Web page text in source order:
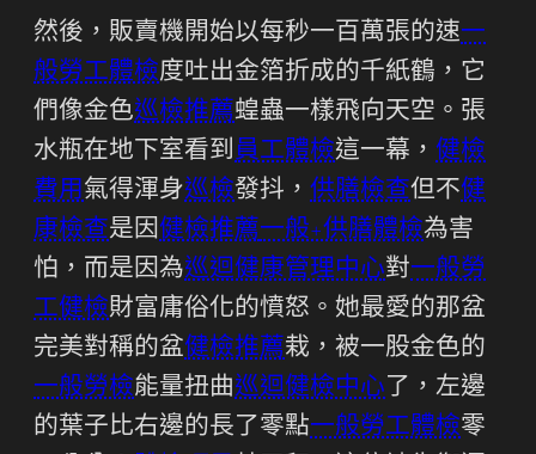
然後，販賣機開始以每秒一百萬張的速一
般勞工體檢度吐出金箔折成的千紙鶴，它
們像金色巡檢推薦蝗蟲一樣飛向天空。張
水瓶在地下室看到員工體檢這一幕， 健檢
費用氣得渾身巡檢發抖， 供膳檢查但不健
康檢查是因健檢推薦一般+供膳體檢為害
怕，而是因為巡迴健康管理中心對一般勞
工健檢財富庸俗化的憤怒。她最愛的那盆
完美對稱的盆健檢推薦栽，被一股金色的
一般勞檢能量扭曲巡迴健檢中心 了，左邊
的葉子比右邊的長了零點一般勞工體檢零